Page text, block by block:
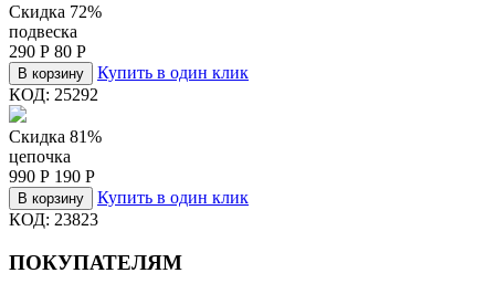
Скидка 72%
подвеска
290 Р 80 Р
В корзину
Купить в один клик
КОД: 25292
Скидка 81%
цепочка
990 Р 190 Р
В корзину
Купить в один клик
КОД: 23823
ПОКУПАТЕЛЯМ